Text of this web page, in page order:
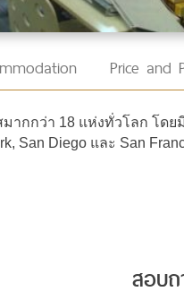
Price and
กกว่า 18 แห่งทั่วโลก โดย
San Diego และ San
สอบ